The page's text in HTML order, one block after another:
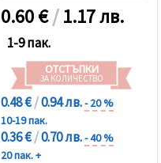
0.60€/1.17 лв.
1-9 пак.
ОТСТЪПКИ
ЗА КОЛИЧЕСТВО
0.48 €/0.94 лв.- 20 %
10-19 пак.
0.36 €/0.70 лв.- 40 %
20 пак. +